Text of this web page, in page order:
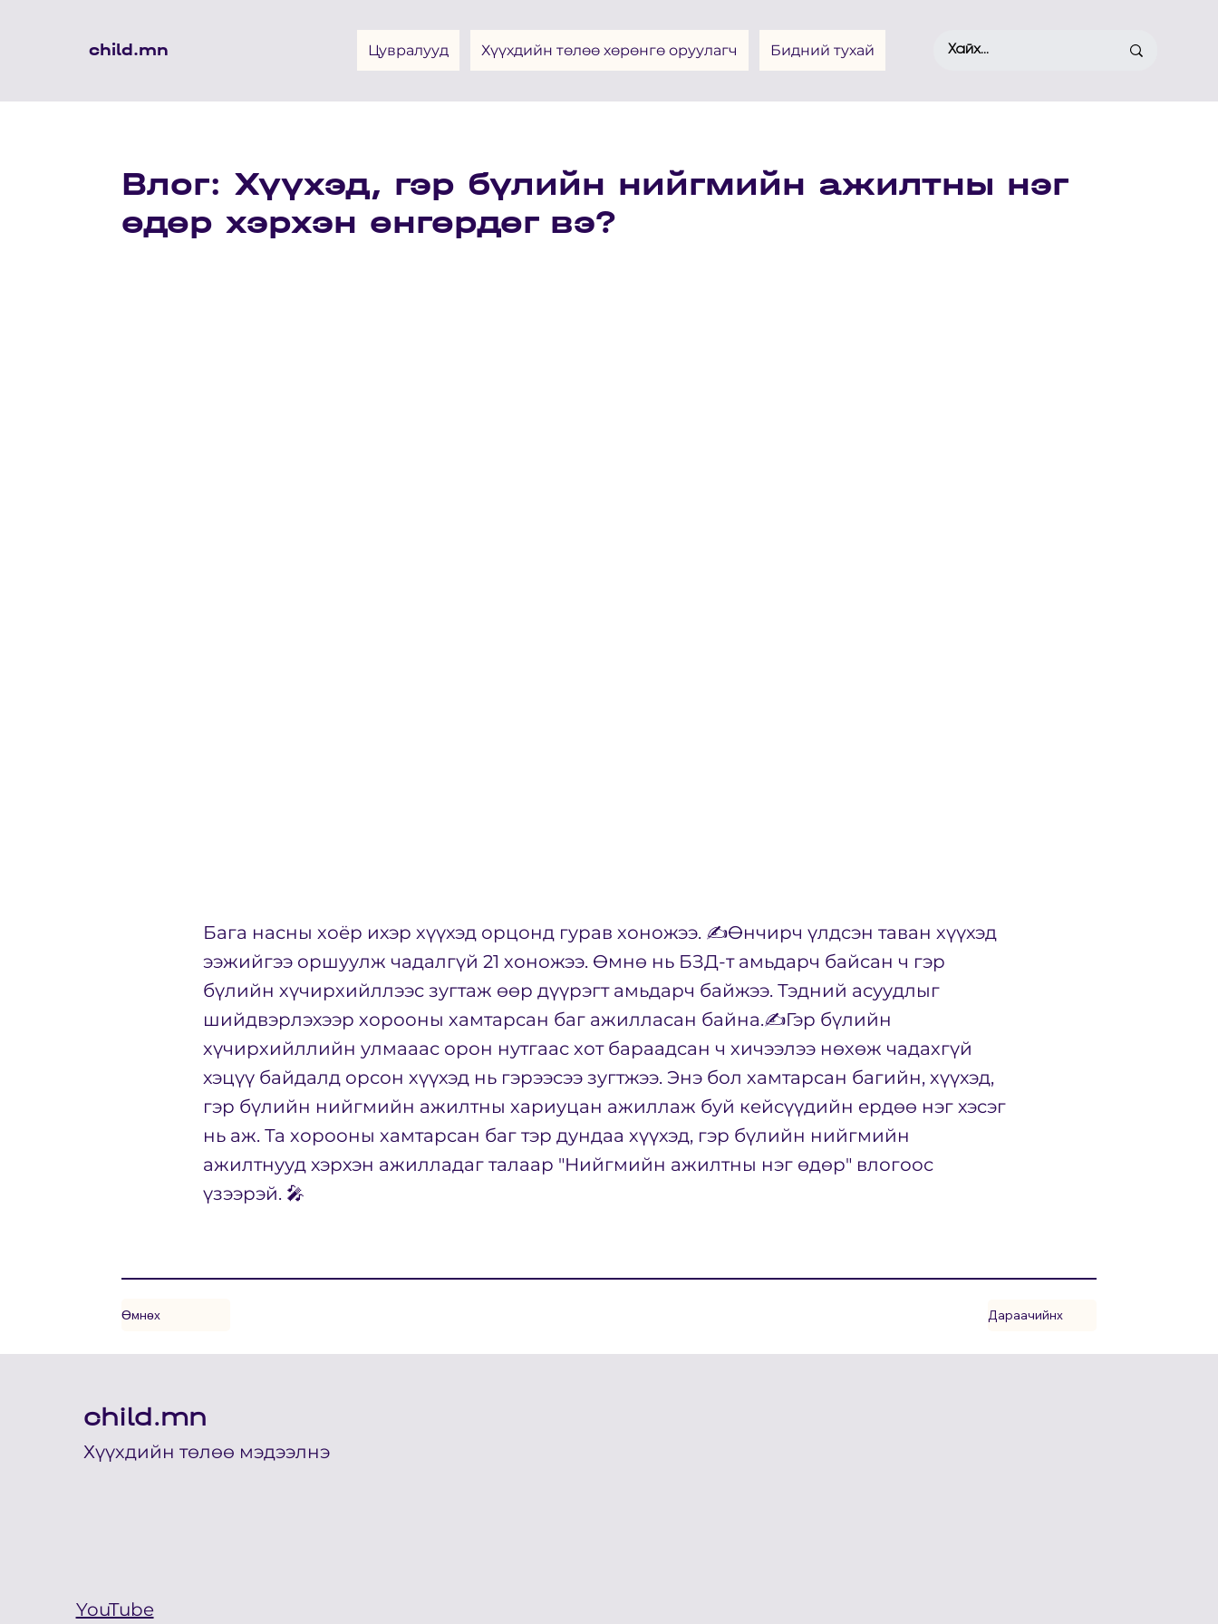
child.mn Цувралууд Хүүхдийн төлөө хөрөнгө оруулагч Бидний тухай
Влог: Хүүхэд, гэр бүлийн нийгмийн ажилтны нэг
өдөр хэрхэн өнгөрдөг вэ?
Бага насны хоёр ихэр хүүхэд орцонд гурав хоножээ. ✍️Өнчирч үлдсэн таван хүүхэд
ээжийгээ оршуулж чадалгүй 21 хоножээ. Өмнө нь БЗД-т амьдарч байсан ч гэр
бүлийн хүчирхийллээс зугтаж өөр дүүрэгт амьдарч байжээ. Тэдний асуудлыг
шийдвэрлэхээр хорооны хамтарсан баг ажилласан байна.✍️Гэр бүлийн
хүчирхийллийн улмааас орон нутгаас хот бараадсан ч хичээлээ нөхөж чадахгүй
хэцүү байдалд орсон хүүхэд нь гэрээсээ зугтжээ. Энэ бол хамтарсан багийн, хүүхэд,
гэр бүлийн нийгмийн ажилтны хариуцан ажиллаж буй кейсүүдийн ердөө нэг хэсэг
нь аж. Та хорооны хамтарсан баг тэр дундаа хүүхэд, гэр бүлийн нийгмийн
ажилтнууд хэрхэн ажилладаг талаар "Нийгмийн ажилтны нэг өдөр" влогоос
үзээрэй. 🎤
Дараачийнх
Өмнөх
child.mn
Хүүхдийн төлөө мэдээлнэ
YouTube